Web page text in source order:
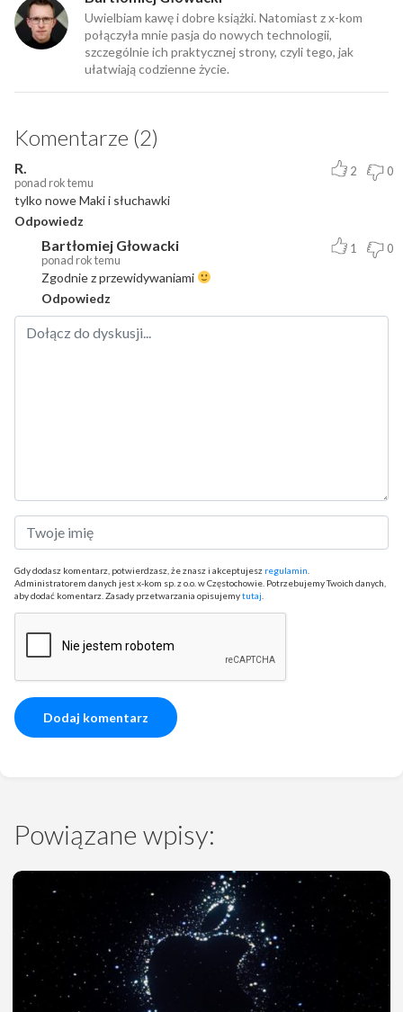
Uwielbiam kawę i dobre książki. Natomiast z x-kom
połączyła mnie pasja do nowych technologii,
szczególnie ich praktycznej strony, czyli tego, jak
ułatwiają codzienne życie.
Komentarze (2)
R.
ponad rok temu
2 0
tylko nowe Maki i słuchawki
Odpowiedz
Bartłomiej Głowacki
ponad rok temu
1 0
Zgodnie z przewidywaniami
Odpowiedz
Gdy dodasz komentarz, potwierdzasz, że znasz i akceptujesz regulamin
Administratorem danych jest x-kom sp. z o.o. w Częstochowie. Potrzebujemy Twoich danych,
aby dodać komentarz. Zasady przetwarzania opisujemytutaj
Powiązane wpisy: